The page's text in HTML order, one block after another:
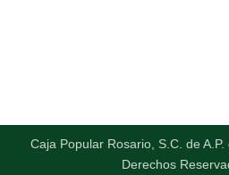
Caja Popular Rosario, S.C. de
Derechos